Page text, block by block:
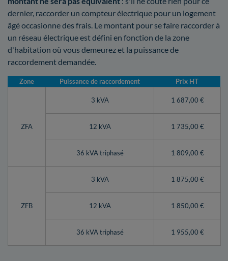
dernier, raccorder un compteur électrique pour un logement
âgé occasionne des frais. Le montant pour se faire raccorder à
un réseau électrique est défini en fonction de la zone
d'habitation où vous demeurez et la puissance de
raccordement demandée.
Zone Puissance de raccordement Prix HT
ZFA
3 kVA 1 687,00 €
12 kVA 1 735,00 €
36 kVA triphasé 1 809,00 €
ZFB
3 kVA 1 875,00 €
12 kVA 1 850,00 €
36 kVA triphasé 1 955,00 €